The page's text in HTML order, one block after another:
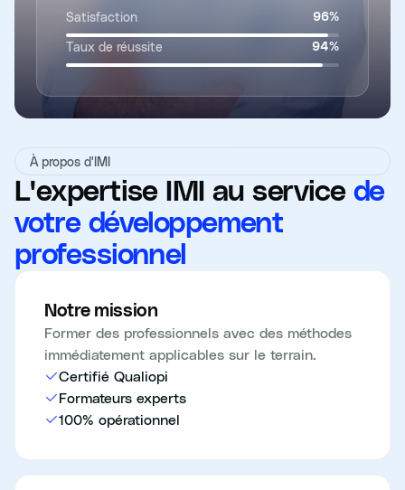
Satisfaction 96%
Taux de réussite 94%
À propos d'IMI
L'expertise IMI au service de
votre développement
professionnel
Notre mission
Former des professionnels avec des méthodes
immédiatement applicables sur le terrain.
Certifié Qualiopi
Formateurs experts
100% opérationnel